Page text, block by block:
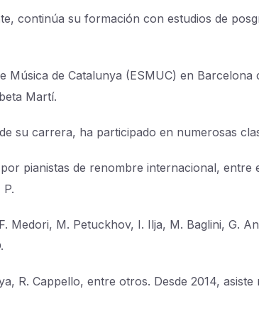
continúa su formación con estudios de
Música de Catalunya (ESMUC) en Barcelona
Martí.
su carrera, ha participado en numerosas
pianistas de renombre internacional, entre
Medori, M. Petuckhov, I. Ilja, M. Baglini, G.
R. Cappello, entre otros. Desde 2014, asiste